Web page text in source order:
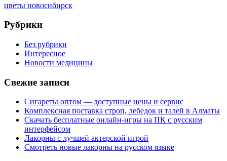
цветы новосибирск
Рубрики
Без рубрики
Интересное
Новости медицины
Свежие записи
Сигареты оптом — доступные цены и сервис
Комплексная поставка строп, лебедок и талей в Алматы
Скачать бесплатные онлайн-игры на ПК с русским
интерфейсом
Лакорны с лучшей актерской игрой
Смотреть новые лакорны на русском языке